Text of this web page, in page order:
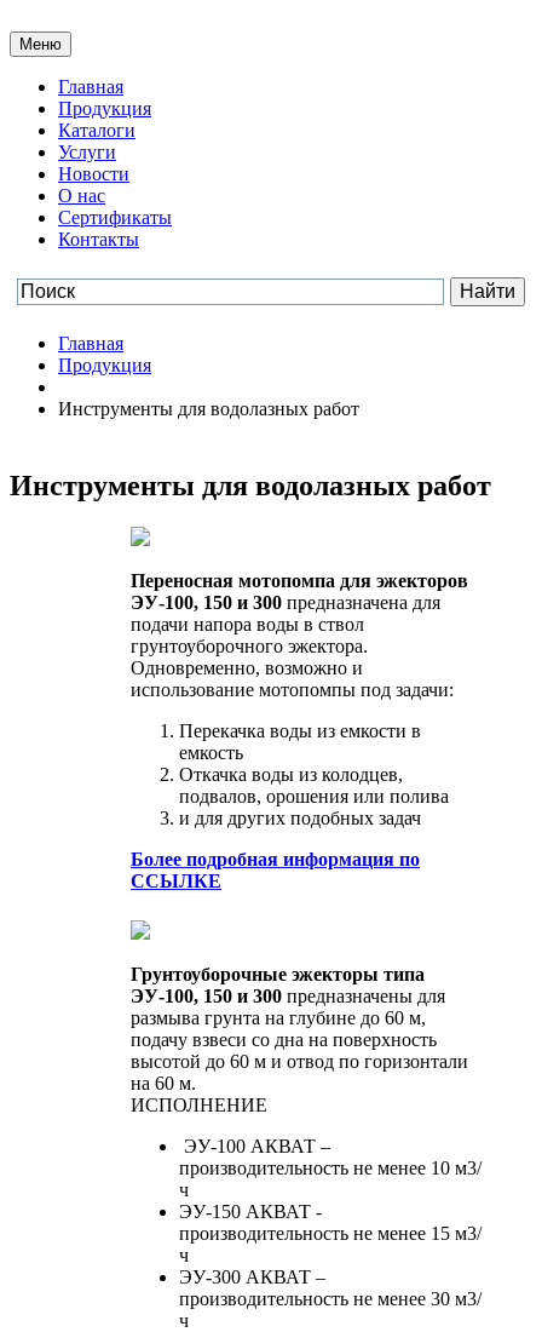
Меню
Главная
Продукция
Каталоги
Услуги
Новости
О нас
Сертификаты
Контакты
Главная
Продукция
Инструменты для водолазных работ
Инструменты для водолазных работ
Переносная мотопомпа для эжекторов
ЭУ-100, 150 и 300 предназначена для
подачи напора воды в ствол
грунтоуборочного эжектора.
Одновременно, возможно и
использование мотопомпы под задачи:
Перекачка воды из емкости в
емкость
Откачка воды из колодцев,
подвалов, орошения или полива
и для других подобных задач
Более подробная информация по
ССЫЛКЕ
Грунтоуборочные эжекторы типа
ЭУ-100, 150 и 300 предназначены для
размыва грунта на глубине до 60 м,
подачу взвеси со дна на поверхность
высотой до 60 м и отвод по горизонтали
на 60 м.
ИСПОЛНЕНИЕ
ЭУ-100 АКВАТ –
производительность не менее 10 м3/
ч
ЭУ-150 АКВАТ -
производительность не менее 15 м3/
ч
ЭУ-300 АКВАТ –
производительность не менее 30 м3/
ч